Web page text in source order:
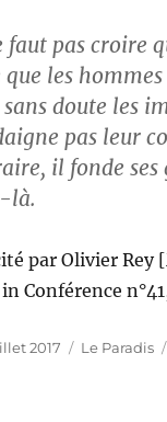
pas croire
les
doute les
pas leur
il fonde ses
là.
par Olivier Rey
Conférence
2017 Catégories
Le Paradis